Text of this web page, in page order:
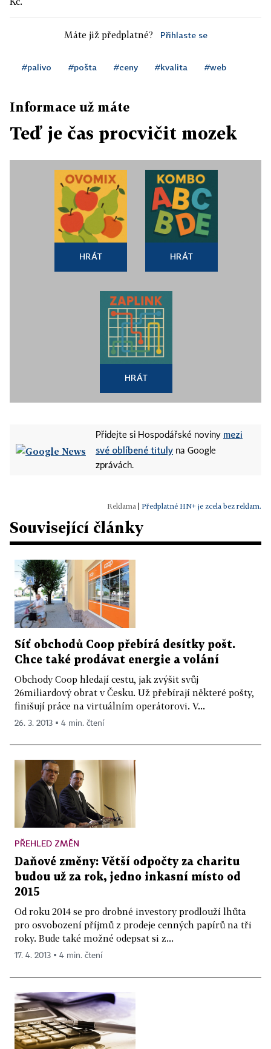
Máte již předplatné? Přihlaste se
#palivo #pošta #ceny #kvalita #web
Informace už máte
Teď je čas procvičit mozek
HRÁT HRÁT
HRÁT
Přidejte si Hospodářské noviny mezi
své oblíbené tituly na Google
zprávách.
Předplatné HN+ je zcela bez reklam.
Související články
Síť obchodů Coop přebírá desítky pošt.
Chce také prodávat energie a volání
Obchody Coop hledají cestu, jak zvýšit svůj
26miliardový obrat v Česku. Už přebírají některé pošty,
finišují práce na virtuálním operátorovi. V...
26. 3. 2013 ▪ 4 min. čtení
PŘEHLED ZMĚN
Daňové změny: Větší odpočty za charitu
budou už za rok, jedno inkasní místo od
2015
Od roku 2014 se pro drobné investory prodlouží lhůta
pro osvobození příjmů z prodeje cenných papírů na tři
roky. Bude také možné odepsat si z...
17. 4. 2013 ▪ 4 min. čtení